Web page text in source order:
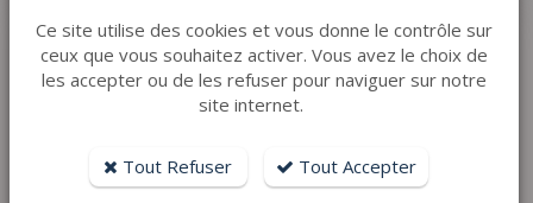
sélectionné nos partenaires : KLINE, SOMFY, SHUCO,
FRANCIAFLEX, SAINT GOBAIN, TECHNAL, EHRET et HORMANN
Ce site utilise des cookies et vous donne le contrôle sur
ceux que vous souhaitez activer. Vous avez le choix de
les accepter ou de les refuser pour naviguer sur notre
site internet.
Tout Refuser Tout Accepter